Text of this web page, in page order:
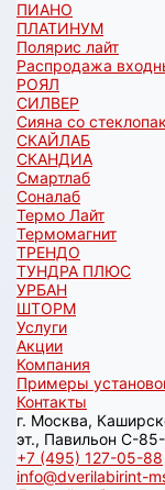
ПИАНО
ПЛАТИНУМ
Полярис лайт
Распродажа
РОЯЛ
СИЛВЕР
Сияна со
СКАЙЛАБ
СКАНДИA
Смартлаб
Соналаб
Термо Лайт
Термомагнит
ТРЕНДО
ТУНДРА ПЛЮС
УРБАН
ШТОРМ
Услуги
Акции
Компания
Примеры
Контакты
г. Москва,
эт., Павильон C-
+7 (495) 127-05-88‬
info@dverilabirint-